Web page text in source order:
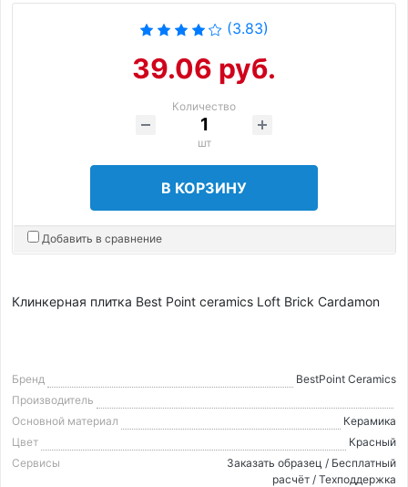
(3.83)
39.06 руб.
Количество
шт
В КОРЗИНУ
Добавить в сравнение
Клинкерная плитка Best Point ceramics Loft Brick Cardamon
Бренд
BestPoint Ceramics
Производитель
Основной материал
Керамика
Цвет
Красный
Сервисы
Заказать образец / Бесплатный
расчёт / Техподдержка